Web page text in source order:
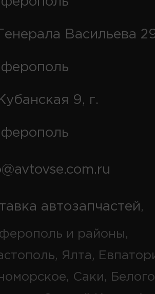
Васильева
9, г.
автозапчастей,
и районы,
Ялта,
Саки,